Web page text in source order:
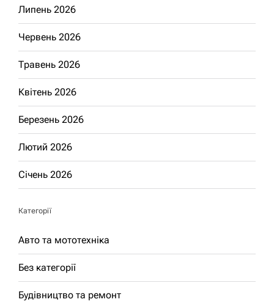
Липень 2026
Червень 2026
Травень 2026
Квітень 2026
Березень 2026
Лютий 2026
Січень 2026
Категорії
Авто та мототехніка
Без категорії
Будівництво та ремонт